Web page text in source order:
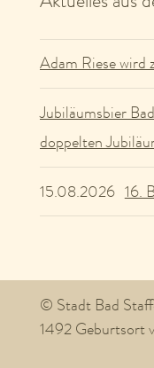
15.08.2026 16.
© Stadt Bad
1492 Geburtsort